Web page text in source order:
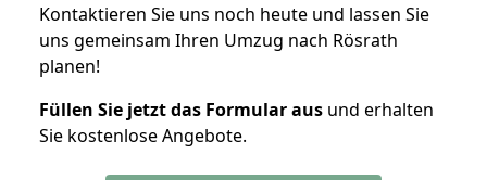
Kontaktieren Sie uns noch heute und lassen Sie
uns gemeinsam Ihren Umzug nach Rösrath
planen!
Füllen Sie jetzt das Formular aus und erhalten
Sie kostenlose Angebote.